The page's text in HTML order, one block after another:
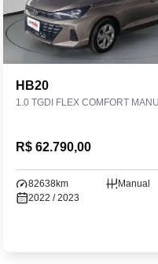
HB20
1.0 TGDI FLEX COMFORT
R$ 62.790,00
82638km
Manual
2022 / 2023